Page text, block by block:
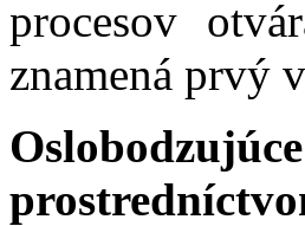
procesov
znamená prvý